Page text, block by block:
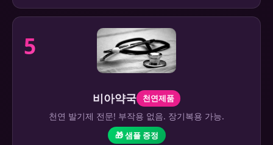
5
비아약국 천연제품
천연 발기제 전문! 부작용 없음. 장기복용 가능.
🎁 샘플 증정